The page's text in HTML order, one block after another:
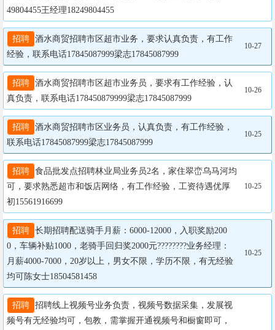
49804455王经理18249804455
招聘 酒水商贸招聘市区超市业务，要求认真负责，有工作
经验，联系电话17845087999梁志17845087999
10-27
招聘 酒水商贸招聘市区超市业务员，要求有工作经验，认
真负责，联系电话178450879999梁志17845087999
10-26
招聘 酒水商贸招聘市区业务员，认真负责，有工作经验，
联系电话17845087999梁志17845087999
10-25
招聘 食品批发点招聘林业局业务员2名，家住翠峦乌马河均
可，要求熟悉超市和饭店网络，有工作经验，工资待遇优厚
初15561916699
10-25
招聘 长期招聘配送骑手月薪：6000-12000，入职奖励200
0，车辆补贴1000，老骑手回归奖2000元????????业务经理：
月薪4000-7000，20岁以上，男女不限，学历不限，有无经验
均可陈女士18504581458
10-25
招聘 招聘线上视频号业务负责，视频号数据采集，发展视
频号有无经验均可，包教，需掌握开通视频号和橱窗即可，